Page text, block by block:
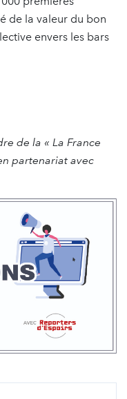
de la valeur du bon
envers les bars
de la « La France
partenariat avec